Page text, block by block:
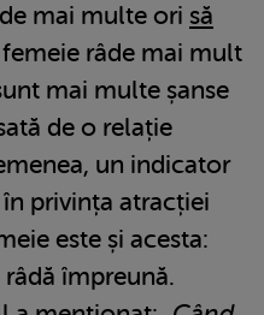
mai multe ori să
râde mai mult
mai multe șanse
de o relație
un indicator
privința atracției
este și acesta:
împreună.